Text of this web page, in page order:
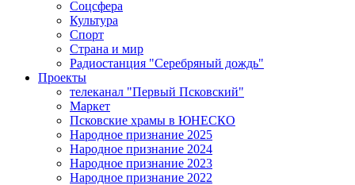
Соцсфера
Культура
Спорт
Страна и мир
Радиостанция "Серебряный дождь"
Проекты
телеканал "Первый Псковский"
Маркет
Псковские храмы в ЮНЕСКО
Народное признание 2025
Народное признание 2024
Народное признание 2023
Народное признание 2022